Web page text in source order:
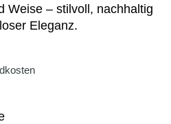
Weise – stilvoll, nachhaltig
Eleganz.